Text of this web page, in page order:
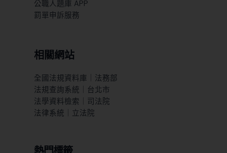
公職人題庫 APP
罰單申訴服務
相關網站
全國法規資料庫｜法務部
法規查詢系統｜台北市
法學資料檢索｜司法院
法律系統｜立法院